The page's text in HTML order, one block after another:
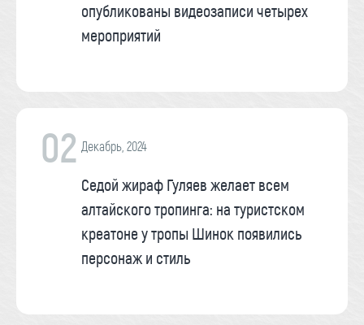
опубликованы видеозаписи четырех
мероприятий
02 Декабрь, 2024
Седой жираф Гуляев желает всем
алтайского тропинга: на туристском
креатоне у тропы Шинок появились
персонаж и стиль